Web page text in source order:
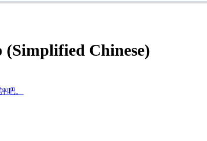
(Simplified Chinese)
吧。